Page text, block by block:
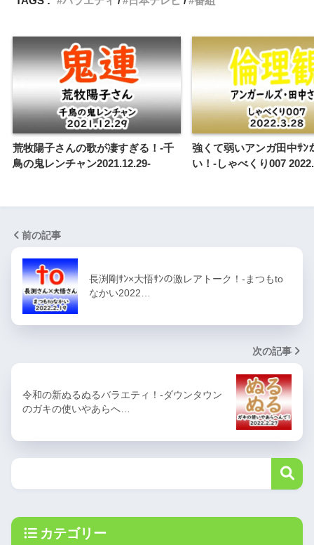
荒牧陽子さんの歌が凄すぎる！-千
鳥の鬼レンチャン2021.12.29-
強くて弱いアンガ田中ｻﾝ
い！-しゃべくり007
前の記事
長渕剛ｻﾝ×大悟ｻﾝの激レアトーク！-まつもto
なかい2022…
次の記事
令和の新ぬるぬるバラエティ！-ダウンタウン
のガキの使いやあらへ…
カテゴリー